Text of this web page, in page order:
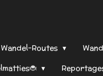
Wandel-Routes